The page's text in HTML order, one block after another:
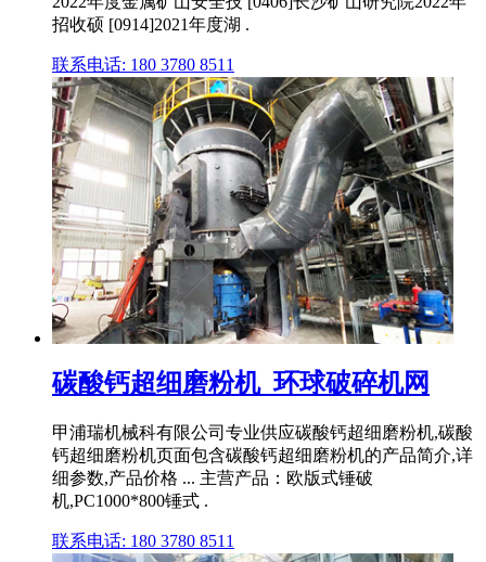
招收硕 [0914]2021年度湖 .
联系电话: 180 3780 8511
碳酸钙超细磨粉机_环球破碎机网
甲浦瑞机械科有限公司专业供应碳酸钙超细磨粉机,碳酸
钙超细磨粉机页面包含碳酸钙超细磨粉机的产品简介,详
细参数,产品价格 ... 主营产品：欧版式锤破
机,PC1000*800锤式 .
联系电话: 180 3780 8511